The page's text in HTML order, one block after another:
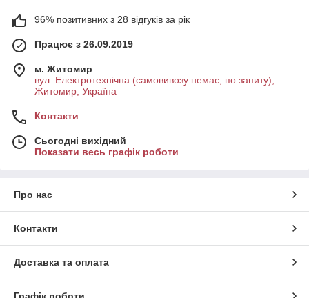
96% позитивних з 28 відгуків за рік
Працює з 26.09.2019
м. Житомир
вул. Електротехнічна (самовивозу немає, по запиту),
Житомир, Україна
Контакти
Сьогодні вихідний
Показати весь графік роботи
Про нас
Контакти
Доставка та оплата